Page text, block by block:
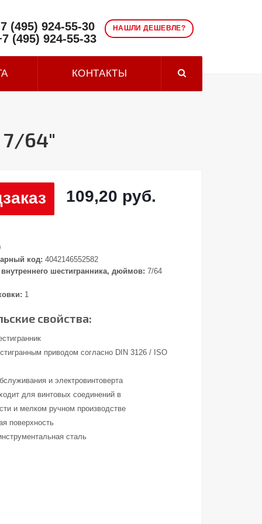
НАШЛИ ДЕШЕВЛЕ?
(495) 924-55-30
(495) 924-55-33
КОНТАКТЫ
7/64"
109,20 руб.
код: 4042146552582
шестигранника, дюймов: 7/64
1
свойства:
приводом согласно DIN 3126 / ISO
и электровинтоверта
для винтовых соединений в
и мелком ручном производстве
поверхность
сталь